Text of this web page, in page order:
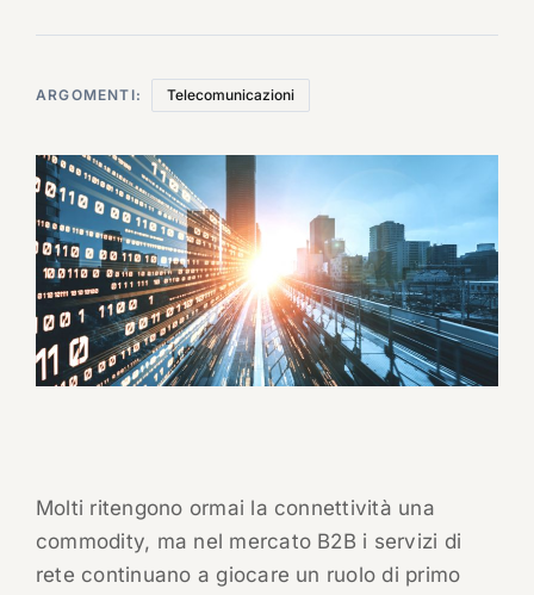
ARGOMENTI: Telecomunicazioni
Molti ritengono ormai la connettività una
commodity, ma nel mercato B2B i servizi di
rete continuano a giocare un ruolo di primo